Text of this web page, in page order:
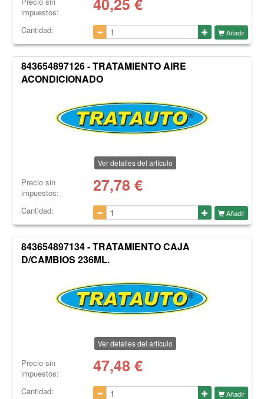
impuestos:
Cantidad: Añadir
843654897126 - TRATAMIENTO AIRE
ACONDICIONADO
Ver detalles del artículo
Precio sin
impuestos:
27,78 €
Cantidad: Añadir
843654897134 - TRATAMIENTO CAJA
D/CAMBIOS 236ML.
Ver detalles del artículo
Precio sin
impuestos:
47,48 €
Cantidad: Añadir